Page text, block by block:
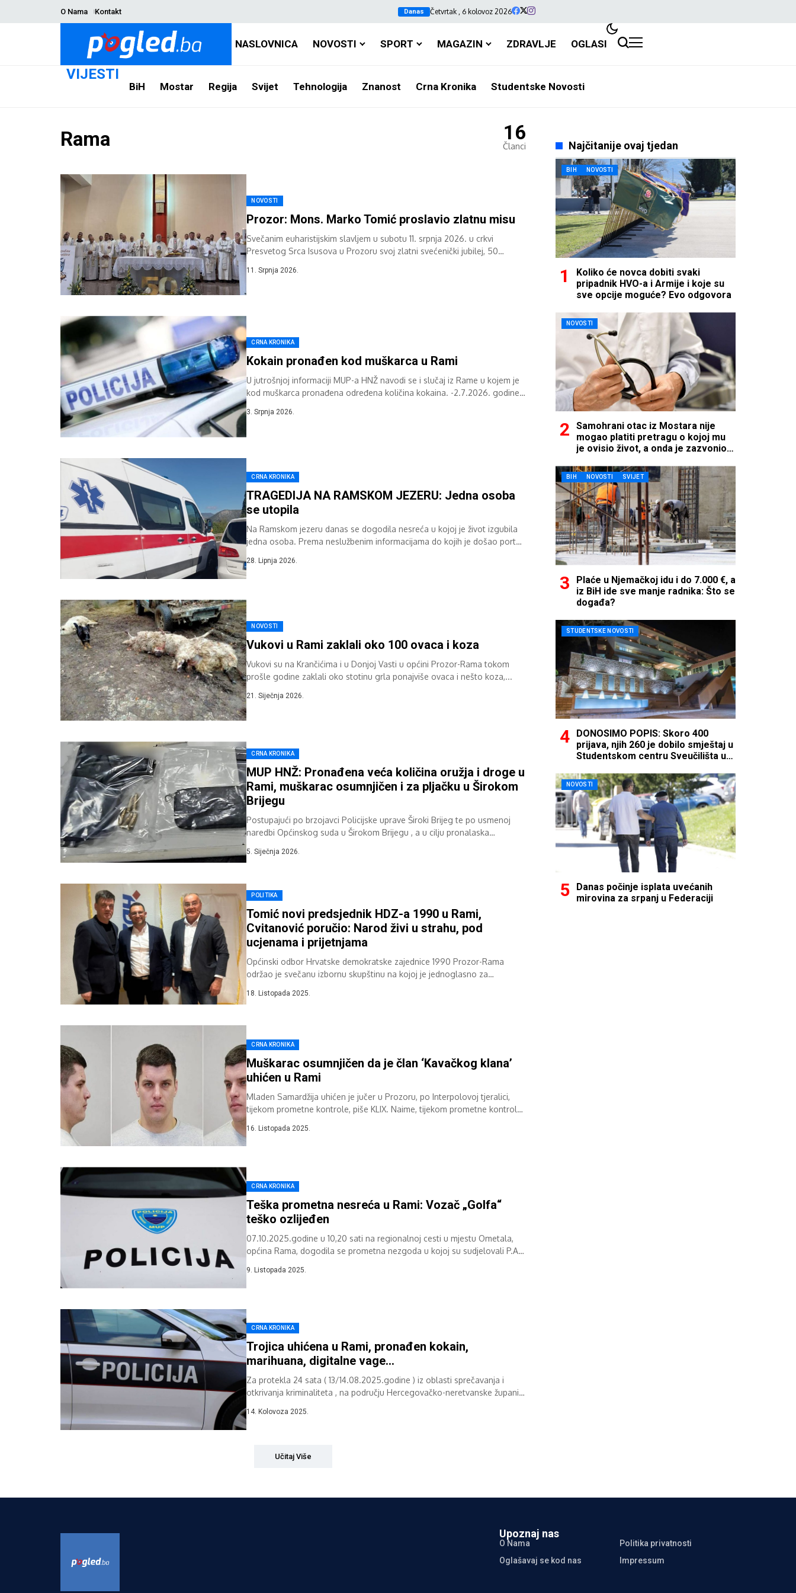
O Nama Kontakt Danas Četvrtak , 6 kolovoz 2026
NASLOVNICA NOVOSTI SPORT MAGAZIN ZDRAVLJE OGLASI
VIJESTI
BiH Mostar Regija Svijet Tehnologija Znanost Crna Kronika Studentske Novosti
Rama 16
Članci
NOVOSTI
Prozor: Mons. Marko Tomić proslavio zlatnu misu
Svečanim euharistijskim slavljem u subotu 11. srpnja 2026. u crkvi
Presvetog Srca Isusova u Prozoru svoj zlatni svećenički jubilej, 50
11. Srpnja 2026.
CRNA KRONIKA
Kokain pronađen kod muškarca u Rami
U jutrošnjoj informaciji MUP-a HNŽ navodi se i slučaj iz Rame u kojem je
kod muškarca pronađena određena količina kokaina. -2.7.2026. godine
3. Srpnja 2026.
CRNA KRONIKA
TRAGEDIJA NA RAMSKOM JEZERU: Jedna osoba
se utopila
Na Ramskom jezeru danas se dogodila nesreća u kojoj je život izgubila
jedna osoba. Prema neslužbenim informacijama do kojih je došao portal
28. Lipnja 2026.
NOVOSTI
Vukovi u Rami zaklali oko 100 ovaca i koza
Vukovi su na Krančićima i u Donjoj Vasti u općini Prozor-Rama tokom
prošle godine zaklali oko stotinu grla ponajviše ovaca i nešto koza,...
21. Siječnja 2026.
CRNA KRONIKA
MUP HNŽ: Pronađena veća količina oružja i droge u
Rami, muškarac osumnjičen i za pljačku u Širokom
Brijegu
Postupajući po brzojavci Policijske uprave Široki Brijeg te po usmenoj
naredbi Općinskog suda u Širokom Brijegu , a u cilju pronalaska
5. Siječnja 2026.
POLITIKA
Tomić novi predsjednik HDZ-a 1990 u Rami,
Cvitanović poručio: Narod živi u strahu, pod
ucjenama i prijetnjama
Općinski odbor Hrvatske demokratske zajednice 1990 Prozor-Rama
održao je svečanu izbornu skupštinu na kojoj je jednoglasno za
18. Listopada 2025.
CRNA KRONIKA
Muškarac osumnjičen da je član ‘Kavačkog klana’
uhićen u Rami
Mladen Samardžija uhićen je jučer u Prozoru, po Interpolovoj tjeralici,
tijekom prometne kontrole, piše KLIX. Naime, tijekom prometne kontrole,
16. Listopada 2025.
CRNA KRONIKA
Teška prometna nesreća u Rami: Vozač „Golfa“
teško ozlijeđen
07.10.2025.godine u 10,20 sati na regionalnoj cesti u mjestu Ometala,
općina Rama, dogodila se prometna nezgoda u kojoj su sudjelovali P.A.
9. Listopada 2025.
CRNA KRONIKA
Trojica uhićena u Rami, pronađen kokain,
marihuana, digitalne vage…
Za protekla 24 sata ( 13/14.08.2025.godine ) iz oblasti sprečavanja i
otkrivanja kriminaliteta , na području Hercegovačko-neretvanske županije
14. Kolovoza 2025.
Učitaj Više
Najčitanije ovaj tjedan
BIH NOVOSTI
Koliko će novca dobiti svaki
pripadnik HVO-a i Armije i koje su
sve opcije moguće? Evo odgovora
NOVOSTI
Samohrani otac iz Mostara nije
mogao platiti pretragu o kojoj mu
je ovisio život, a onda je zazvonio
BIH NOVOSTI SVIJET
Plaće u Njemačkoj idu i do 7.000 €, a
iz BiH ide sve manje radnika: Što se
događa?
STUDENTSKE NOVOSTI
DONOSIMO POPIS: Skoro 400
prijava, njih 260 je dobilo smještaj u
Studentskom centru Sveučilišta u
NOVOSTI
Danas počinje isplata uvećanih
mirovina za srpanj u Federaciji
Upoznaj nas
O Nama
Politika privatnosti
Oglašavaj se kod nas
Impressum